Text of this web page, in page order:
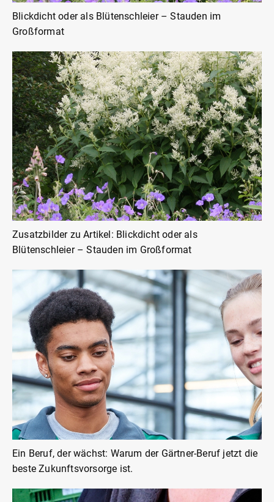
Blickdicht oder als Blütenschleier – Stauden im
Großformat
Zusatzbilder zu Artikel: Blickdicht oder als
Blütenschleier – Stauden im Großformat
Ein Beruf, der wächst: Warum der Gärtner-Beruf jetzt die
beste Zukunftsvorsorge ist.